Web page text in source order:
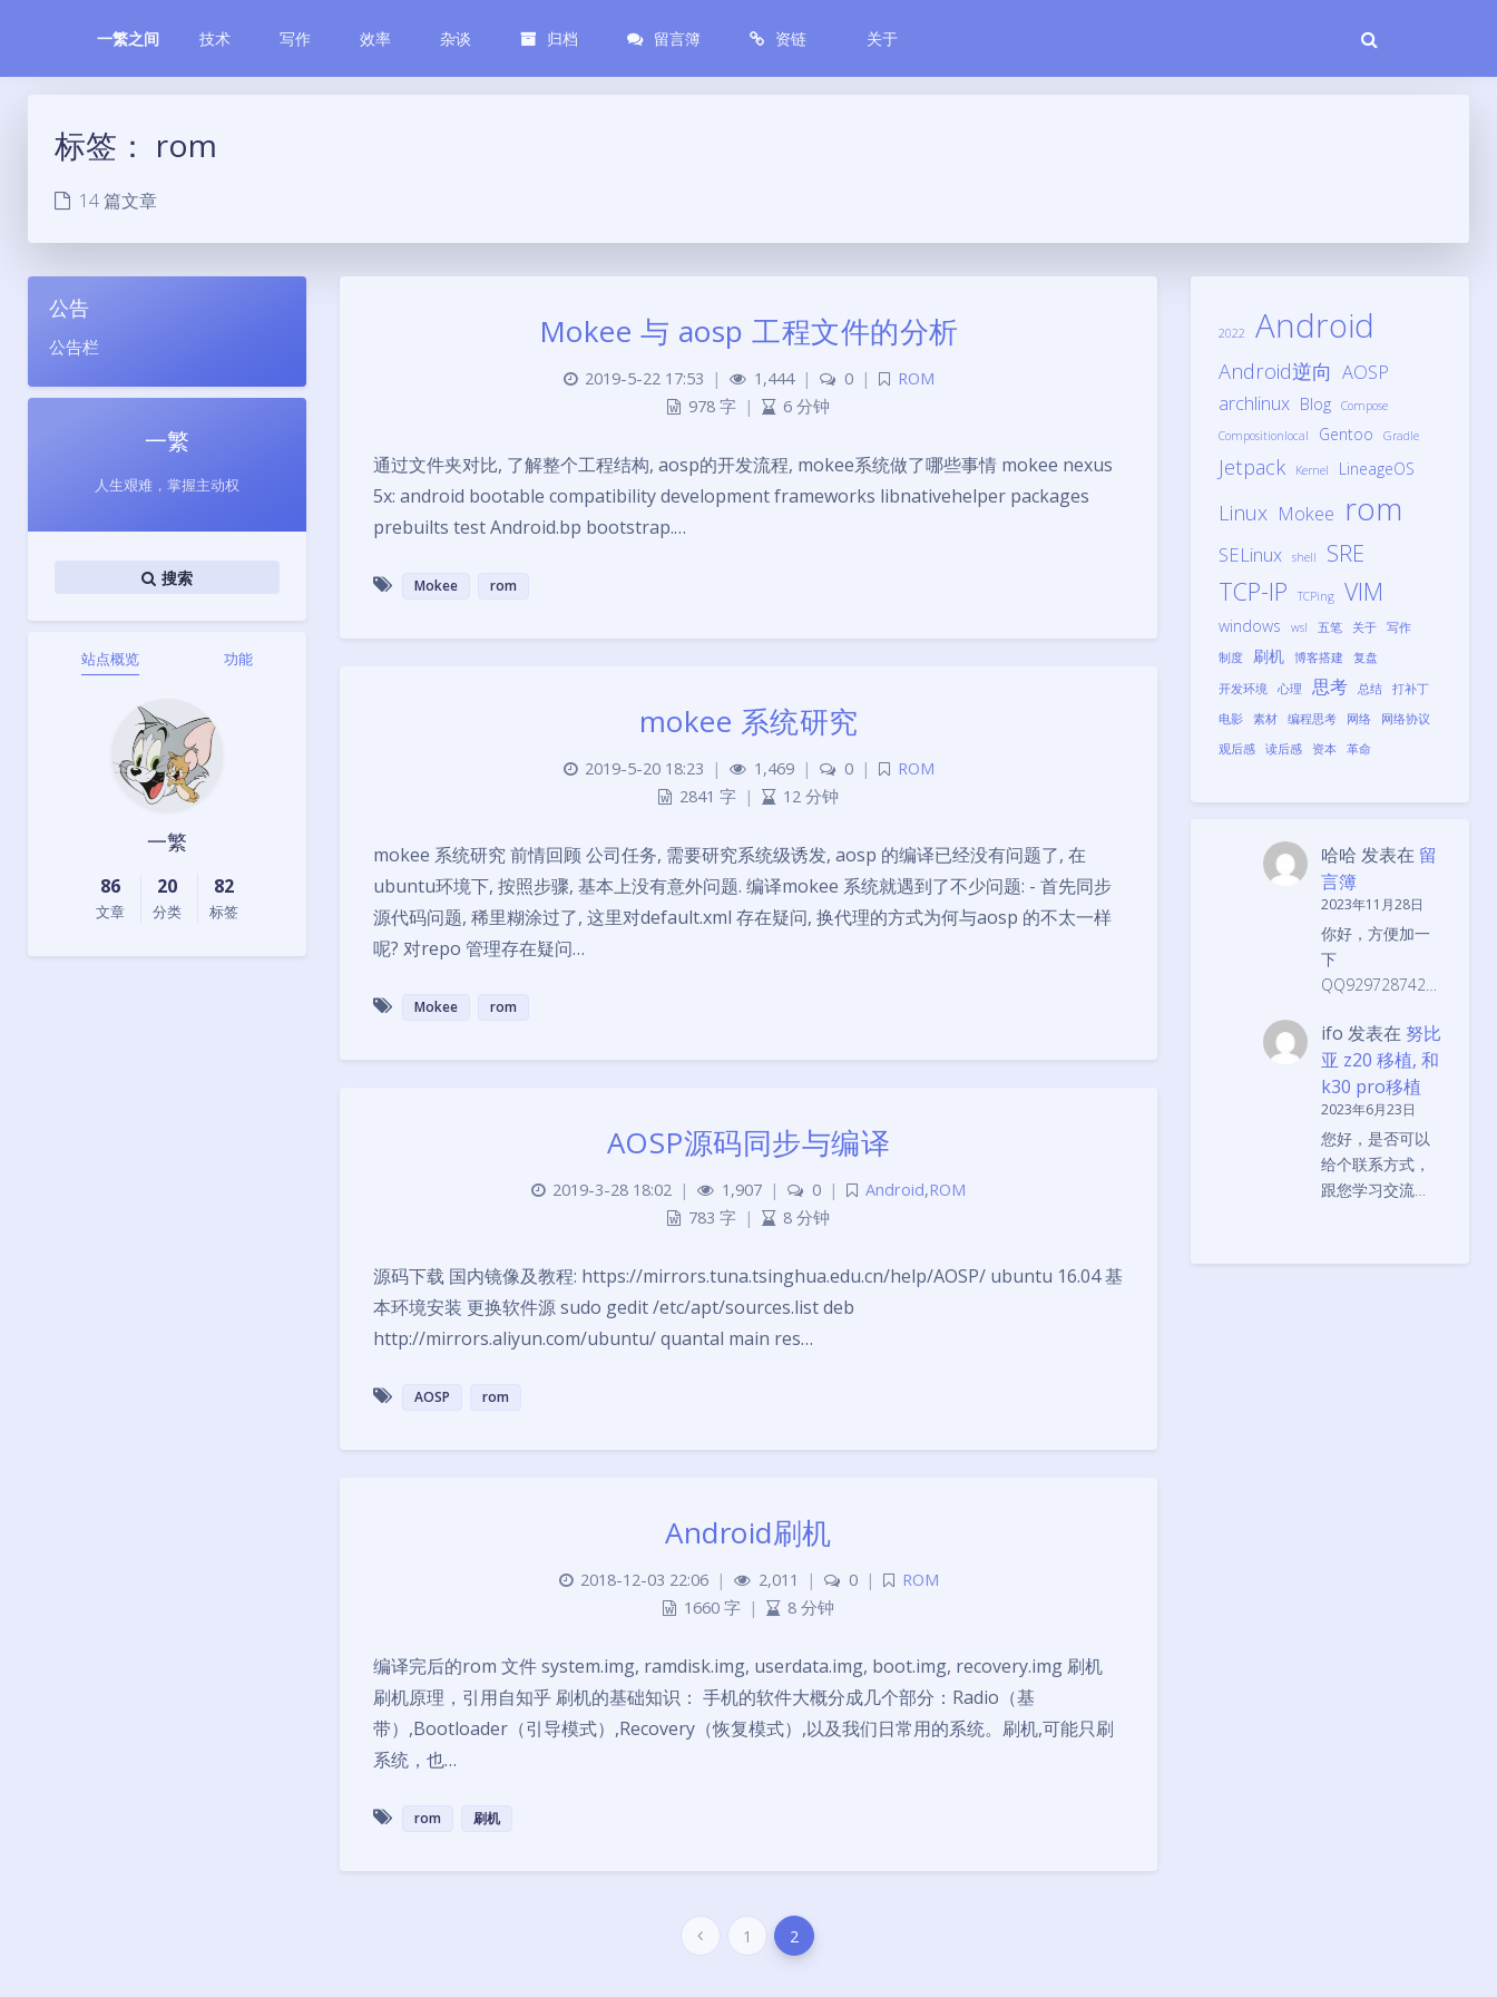
一繁之间 技术 写作 效率 杂谈 归档 留言簿 资链 关于
标签： rom
14 篇文章
公告
公告栏
一繁
人生艰难，掌握主动权
搜索
站点概览 功能
一繁
86
文章
20
分类
82
标签
2022 Android
Android逆向 AOSP
archlinux Blog
Compose
Compositionlocal
Gentoo Gradle
Jetpack Kernel LineageOS
Linux Mokee rom
SELinux shell SRE
TCP-IP TCPing VIM
windows wsl 五笔 关于
写作
制度
刷机 博客搭建
复盘
开发环境
心理 思考 总结
打补丁
电影
素材 编程思考 网络
网络协议
观后感
读后感 资本 革命
哈哈 发表在 留
言簿
2023年11月28日
你好，方便加一
下
QQ929728742…
ifo 发表在 努比
亚 z20 移植, 和
k30 pro移植
2023年6月23日
您好，是否可以
给个联系方式，
跟您学习交流…
Mokee 与 aosp 工程文件的分析
2019-5-22 17:53 | 1,444 | 0 |
ROM
978 字 | 6 分钟
通过文件夹对比, 了解整个工程结构, aosp的开发流程, mokee系统做了哪些事情 mokee nexus
5x: android bootable compatibility development frameworks libnativehelper packages
prebuilts test Android.bp bootstrap.…
Mokee rom
mokee 系统研究
2019-5-20 18:23 | 1,469 | 0 |
ROM
2841 字 | 12 分钟
mokee 系统研究 前情回顾 公司任务, 需要研究系统级诱发, aosp 的编译已经没有问题了, 在
ubuntu环境下, 按照步骤, 基本上没有意外问题. 编译mokee 系统就遇到了不少问题: - 首先同步
源代码问题, 稀里糊涂过了, 这里对default.xml 存在疑问, 换代理的方式为何与aosp 的不太一样
呢? 对repo 管理存在疑问…
Mokee rom
AOSP源码同步与编译
2019-3-28 18:02 | 1,907 | 0 | Android,ROM
783 字 | 8 分钟
源码下载 国内镜像及教程: https://mirrors.tuna.tsinghua.edu.cn/help/AOSP/ ubuntu 16.04 基
本环境安装 更换软件源 sudo gedit /etc/apt/sources.list deb
http://mirrors.aliyun.com/ubuntu/ quantal main res…
AOSP rom
Android刷机
2018-12-03 22:06 | 2,011 | 0 |
ROM
1660 字 | 8 分钟
编译完后的rom 文件 system.img, ramdisk.img, userdata.img, boot.img, recovery.img 刷机
刷机原理，引用自知乎 刷机的基础知识： 手机的软件大概分成几个部分：Radio（基
带）,Bootloader（引导模式）,Recovery（恢复模式）,以及我们日常用的系统。刷机,可能只刷
系统，也…
rom 刷机
1 2